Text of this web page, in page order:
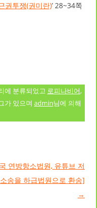
권투쟁(권미란)’ 28~34쪽
에 분류되었고 로피나비어,
가 있으며 admin님에 의해
연방항소법원, 유튜브 저
송을 하급법원으로 환송]
→